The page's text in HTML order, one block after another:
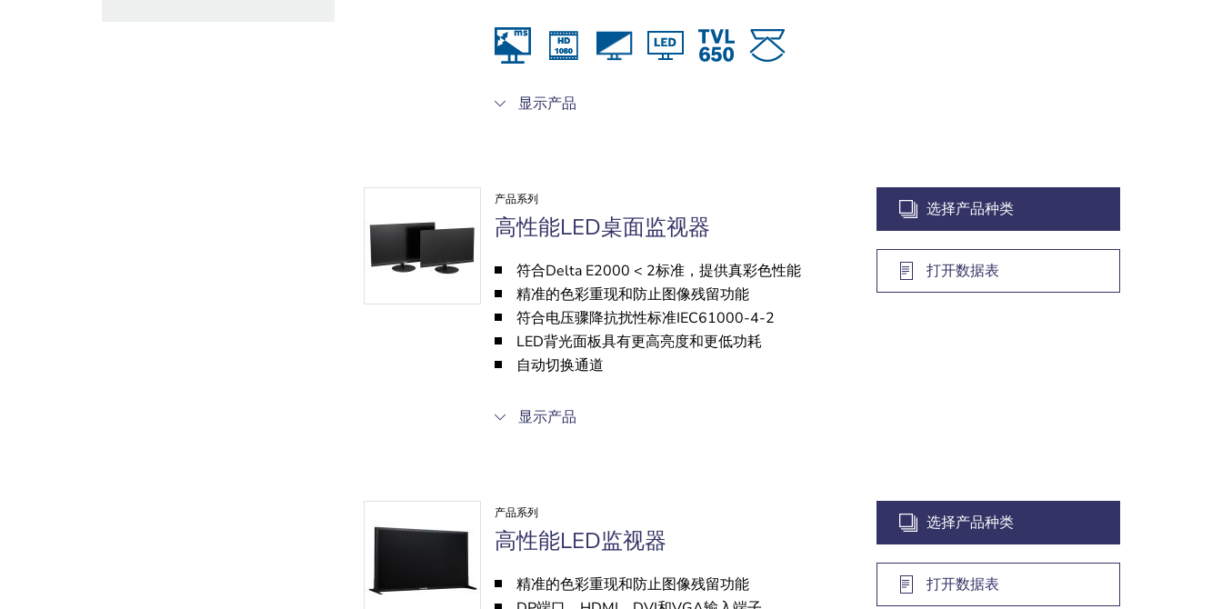
显示产品
产品系列
高性能LED桌面监视器
符合Delta E2000 < 2标准，提供真彩色性能
精准的色彩重现和防止图像残留功能
符合电压骤降抗扰性标准IEC61000-4-2
LED背光面板具有更高亮度和更低功耗
自动切换通道
显示产品
选择产品种类
打开数据表
产品系列
高性能LED监视器
精准的色彩重现和防止图像残留功能
选择产品种类
打开数据表